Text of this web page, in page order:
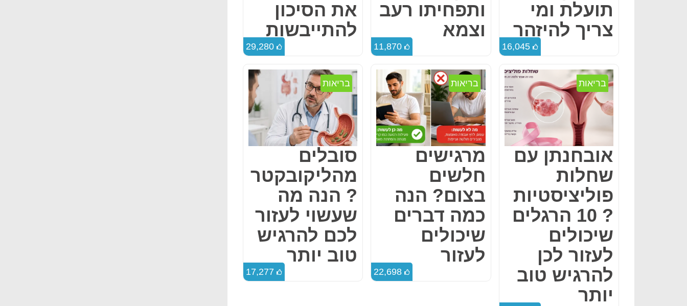
תועלת ומי
צריך להיזהר
16,045
ותפחיתו רעב
וצמא
11,870
את הסיכון
להתייבשות
29,280
בריאות
אובחנתן עם
שחלות
פוליציסטיות
? 10 הרגלים
שיכולים
לעזור לכן
להרגיש טוב
יותר
בריאות
מרגישים
חלשים
בצום? הנה
כמה דברים
שיכולים
לעזור
22,698
בריאות
סובלים
מהליקובקטר
? הנה מה
שעשוי לעזור
לכם להרגיש
טוב יותר
17,277